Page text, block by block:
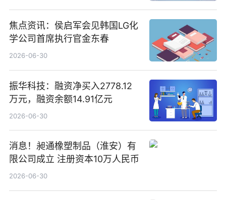
焦点资讯：侯启军会见韩国LG化
学公司首席执行官金东春
2026-06-30
振华科技：融资净买入2778.12
万元，融资余额14.91亿元
2026-06-30
消息！昶通橡塑制品（淮安）有
限公司成立 注册资本10万人民币
2026-06-30